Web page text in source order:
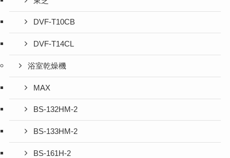
DVF-T10CB
DVF-T14CL
浴室乾燥機
MAX
BS-132HM-2
BS-133HM-2
BS-161H-2